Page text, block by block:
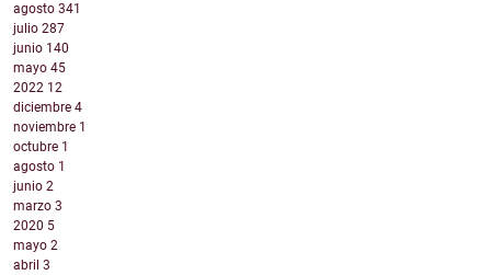
agosto 341
julio 287
junio 140
mayo 45
2022 12
diciembre 4
noviembre 1
octubre 1
agosto 1
junio 2
marzo 3
2020 5
mayo 2
abril 3